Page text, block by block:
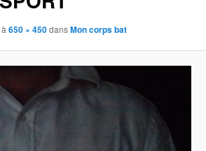
à650 × 450dansMon corps bat